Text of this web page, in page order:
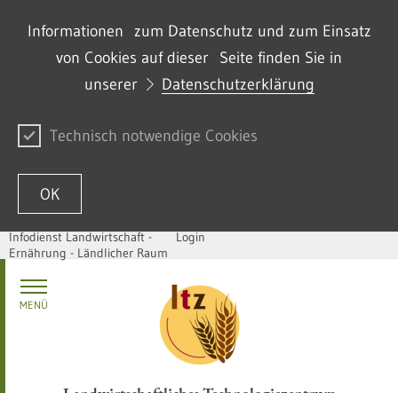
Informationen zum Datenschutz und zum Einsatz
von Cookies auf dieser Seite finden Sie in
unserer
Datenschutzerklärung
Technisch notwendige Cookies
OK
Zum Inhalt springen
Infodienst Landwirtschaft -
Ernährung - Ländlicher Raum
Login
MENÜ